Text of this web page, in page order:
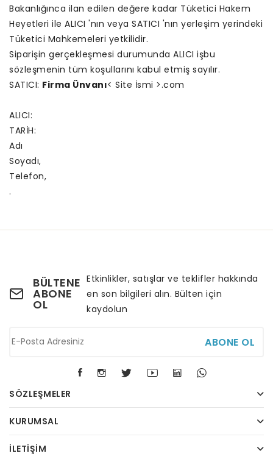
Bakanlığınca ilan edilen değere kadar Tüketici Hakem
Heyetleri ile ALICI 'nın veya SATICI 'nın yerleşim yerindeki
Tüketici Mahkemeleri yetkilidir.
Siparişin gerçekleşmesi durumunda ALICI işbu
sözleşmenin tüm koşullarını kabul etmiş sayılır.
SATICI: Firma Ünvanı< Site İsmi >.com
ALICI:
TARİH:
Adı
Soyadı,
Telefon,
.
BÜLTENE
ABONE
OL
Etkinlikler, satışlar ve teklifler hakkında
en son bilgileri alın. Bülten için
kaydolun
ABONE OL
SÖZLEŞMELER
KURUMSAL
İLETIŞIM